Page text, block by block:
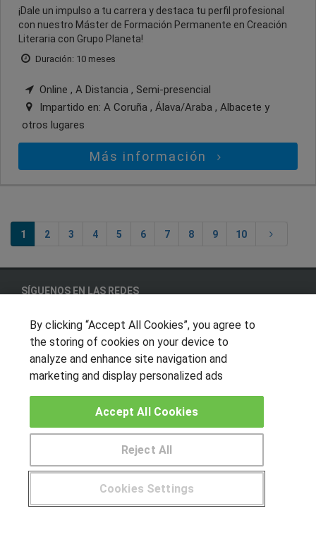
¡Dale un impulso a tu carrera y destaca tu perfil profesional
con nuestro Máster de Formación Permanente en Creación
Literaria con Grupo Planeta!
Duración: 10 meses
Online , A Distancia , Semi-presencial
Impartido en: A Coruña , Álava/Araba , Albacete y
otros lugares
Más información
1 2 3 4 5 6 7 8 9 10
SÍGUENOS EN LAS REDES
OTROS GRUPOS DE INTERES
Muro de los idiomas
Publicar cursos
¿Tienes alguna duda? 900 264 357
By clicking “Accept All Cookies”, you agree to
the storing of cookies on your device to
analyze and enhance site navigation and
marketing and display personalized ads
Cookies Settings
Reject All
Accept All Cookies